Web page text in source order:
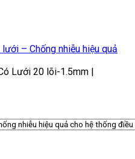
– Chống nhiễu hiệu quả
Lưới 20 lõi-1.5mm |